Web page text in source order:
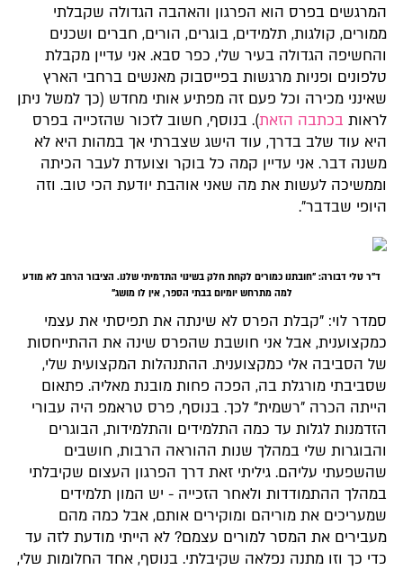
המרגשים בפרס הוא הפרגון והאהבה הגדולה שקבלתי
ממורים, קולגות, תלמידים, בוגרים, הורים, חברים ושכנים
והחשיפה הגדולה בעיר שלי, כפר סבא. אני עדיין מקבלת
טלפונים ופניות מרגשות בפייסבוק מאנשים ברחבי הארץ
שאינני מכירה וכל פעם זה מפתיע אותי מחדש (כך למשל ניתן
לראות בכתבה הזאת). בנוסף, חשוב לזכור שהזכייה בפרס
היא עוד שלב בדרך, עוד הישג שצברתי אך במהות היא לא
משנה דבר. אני עדיין קמה כל בוקר וצועדת לעבר הכיתה
וממשיכה לעשות את מה שאני אוהבת יודעת הכי טוב. וזה
היופי שבדבר".
ד"ר טלי דבורה: "חובתנו כמורים לקחת חלק בשינוי התדמיתי שלנו. הציבור הרחב לא מודע
למה מתרחש יומיום בבתי הספר, אין לו מושג"
סמדר לוי: "קבלת הפרס לא שינתה את תפיסתי את עצמי
כמקצוענית, אבל אני חושבת שהפרס שינה את ההתייחסות
של הסביבה אלי כמקצוענית. ההתנהלות המקצועית שלי,
שסביבתי מורגלת בה, הפכה פחות מובנת מאליה. פתאום
הייתה הכרה "רשמית" לכך. בנוסף, פרס טראמפ היה עבורי
הזדמנות לגלות עד כמה התלמידים והתלמידות, הבוגרים
והבוגרות שלי במהלך שנות ההוראה הרבות, חושבים
שהשפעתי עליהם. גיליתי זאת דרך הפרגון העצום שקיבלתי
במהלך ההתמודדות ולאחר הזכייה - יש המון תלמידים
שמעריכים את מוריהם ומוקירים אותם, אבל כמה מהם
מעבירים את המסר למורים עצמם? לא הייתי מודעת לזה עד
כדי כך וזו מתנה נפלאה שקיבלתי. בנוסף, אחד החלומות שלי,